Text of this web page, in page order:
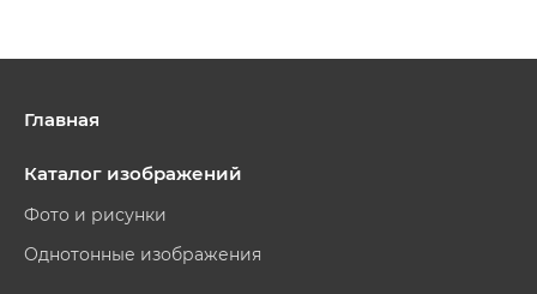
Главная
Каталог изображений
Фото и рисунки
Однотонные изображения